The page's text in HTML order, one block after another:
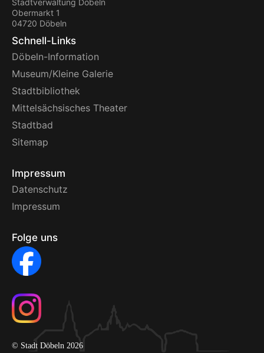
Stadtverwaltung Döbeln
Obermarkt 1
04720 Döbeln
Schnell-Links
Döbeln-Information
Museum/Kleine Galerie
Stadtbibliothek
Mittelsächsisches Theater
Stadtbad
Sitemap
Impressum
Datenschutz
Impressum
Folge uns
© Stadt Döbeln 2026